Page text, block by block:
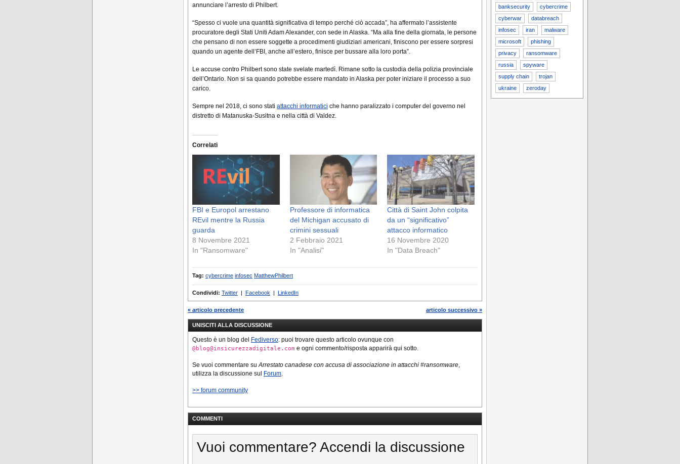
annunciare l’arresto di Philbert.
“Spesso ci vuole una quantità significativa di tempo perché ciò accada”, ha affermato l’assistente
procuratore degli Stati Uniti Adam Alexander, con sede in Alaska. “Ma alla fine della giornata, le persone
che pensano di non essere soggette a procedimenti giudiziari americani, finiscono per essere sorpresi
quando un agente dell’FBI, anche all’estero, finisce per bussare alla loro porta”.
Le accuse contro Philbert sono state svelate martedì. Rimane sotto la custodia della polizia provinciale
dell’Ontario. Non si sa quando potrebbe essere mandato in Alaska per poter iniziare il processo a suo
carico.
Sempre nel 2018, ci sono stati attacchi informatici che hanno paralizzato i computer del governo nel
distretto di Matanuska-Susitna e nella città di Valdez.
Correlati
FBI e Europol arrestano
REvil mentre la Russia
guarda
8 Novembre 2021
In "Ransomware"
Professore di informatica
del Michigan accusato di
crimini sessuali
2 Febbraio 2021
In "Analisi"
Città di Saint John colpita
da un “significativo”
attacco informatico
16 Novembre 2020
In "Data Breach"
Tag: cybercrime infosec MatthewPhilbert
Condividi: Twitter | Facebook | LinkedIn
« articolo precedente articolo successivo »
UNISCITI ALLA DISCUSSIONE
Questo è un blog del Fediverso: puoi trovare questo articolo ovunque con
@blog@insicurezzadigitale.com e ogni commento/risposta apparirà qui sotto.
Se vuoi commentare suArrestato canadese con accusa di associazione in attacchi #ransomware,
utilizza la discussione sul
Forum.
>> forum community
COMMENTI
Vuoi commentare? Accendi la discussione
banksecurity
cybercrime
cyberwar
databreach
infosec
iran
malware
microsoft
phishing
privacy
ransomware
russia
spyware
supply chain
trojan
ukraine
zeroday